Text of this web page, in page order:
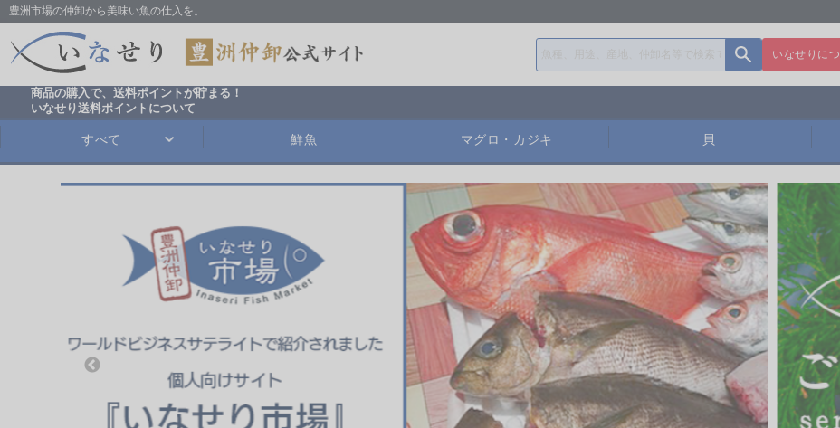
豊洲市場の仲卸から美味い魚の仕入を。
いなせりに
商品の購入で、送料ポイントが貯まる！
いなせり送料ポイントについて
すべて 鮮魚 マグロ・カジキ 貝